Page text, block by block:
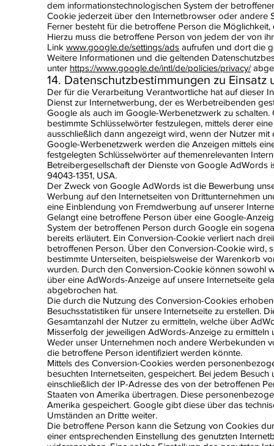
dem informationstechnologischen System der
Cookie jederzeit über den Internetbrowser oder andere
Ferner besteht für die betroffene Person die
Hierzu muss die betroffene Person von jedem der von
Link www.google.de/settings/ads aufrufen und dort die
Weitere Informationen und die geltenden
unter https://www.google.de/intl/de/policies/privacy/
14. Datenschutzbestimmungen zu
Der für die Verarbeitung Verantwortliche hat auf dieser
Dienst zur Internetwerbung, der es Werbetreibenden
Google als auch im Google-Werbenetzwerk zu
bestimmte Schlüsselwörter festzulegen, mittels derer
ausschließlich dann angezeigt wird, wenn der Nutzer
Google-Werbenetzwerk werden die Anzeigen mittels
festgelegten Schlüsselwörter auf themenrelevanten
Betreibergesellschaft der Dienste von Google AdWords
94043-1351, USA.
Der Zweck von Google AdWords ist die Bewerbung
Werbung auf den Internetseiten von Drittunternehmen
eine Einblendung von Fremdwerbung auf unserer
Gelangt eine betroffene Person über eine Google-
System der betroffenen Person durch Google ein
bereits erläutert. Ein Conversion-Cookie verliert nach
betroffenen Person. Über den Conversion-Cookie wird,
bestimmte Unterseiten, beispielsweise der Warenkorb
wurden. Durch den Conversion-Cookie können sowohl
über eine AdWords-Anzeige auf unsere Internetseite
abgebrochen hat.
Die durch die Nutzung des Conversion-Cookies
Besuchsstatistiken für unsere Internetseite zu erstellen.
Gesamtanzahl der Nutzer zu ermitteln, welche über
Misserfolg der jeweiligen AdWords-Anzeige zu
Weder unser Unternehmen noch andere Werbekunden
die betroffene Person identifiziert werden könnte.
Mittels des Conversion-Cookies werden
besuchten Internetseiten, gespeichert. Bei jedem
einschließlich der IP-Adresse des von der betroffenen
Staaten von Amerika übertragen. Diese
Amerika gespeichert. Google gibt diese über das
Umständen an Dritte weiter.
Die betroffene Person kann die Setzung von Cookies
einer entsprechenden Einstellung des genutzten